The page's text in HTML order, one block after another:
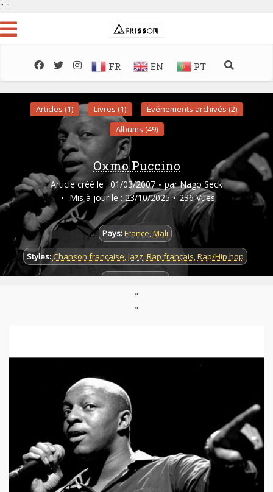
" "
FR EN PT
Articles (1) Livres (1)
Événements archivés (2)
Albums (49)
Oxmo Puccino
Article créé le : 01/03/2007 par Nago Seck
Mis à jour le : 23/10/2025
236 Vues
Pays:France,Mali
Styles:Chanson française,Jazz,Rap français,Rap/Hip hop
Né :03/08/1974
"
"